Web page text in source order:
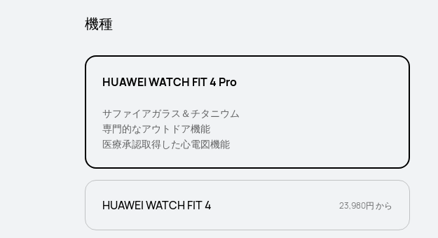
機種
HUAWEI WATCH FIT 4 Pro
サファイアガラス＆チタニウム
専門的なアウトドア機能
医療承認取得した心電図機能
HUAWEI WATCH FIT 4 23,980円 から